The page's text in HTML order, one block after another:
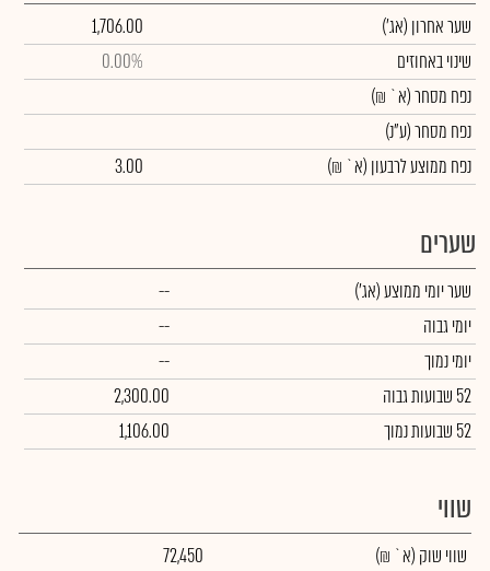
שער אחרון (אג')
1,706.00
שינוי באחוזים
0.00%
נפח מסחר(א` ₪)
נפח מסחר(ע"נ)
נפח ממוצע לרבעון (א` ₪)
3.00
שערים
שער יומי ממוצע(אג')
--
יומי גבוה
--
יומי נמוך
--
52 שבועות גבוה
2,300.00
52 שבועות נמוך
1,106.00
שווי
שווי שוק (א` ₪)
72,450